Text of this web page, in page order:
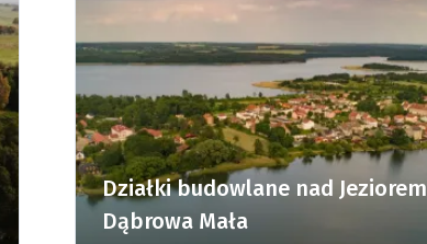
Działki budowlane nad Jeziorem
Dąbrowa Mała